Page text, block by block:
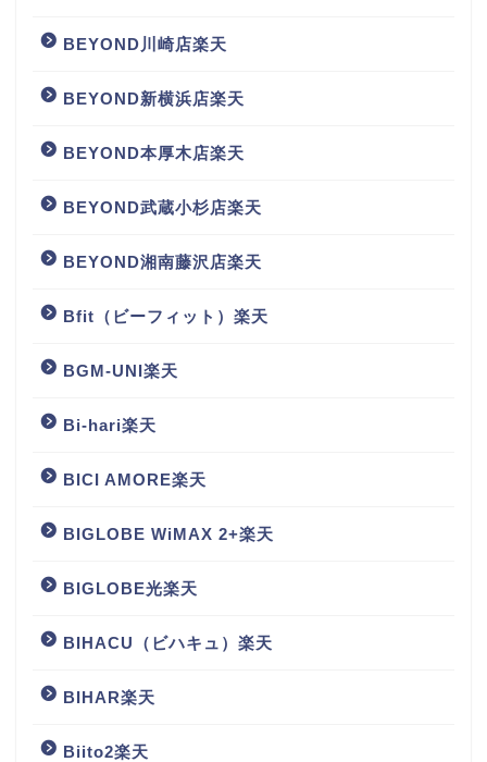
BEYOND川崎店楽天
BEYOND新横浜店楽天
BEYOND本厚木店楽天
BEYOND武蔵小杉店楽天
BEYOND湘南藤沢店楽天
Bfit（ビーフィット）楽天
BGM‐UNI楽天
Bi-hari楽天
BICI AMORE楽天
BIGLOBE WiMAX 2+楽天
BIGLOBE光楽天
BIHACU（ビハキュ）楽天
BIHAR楽天
Biito2楽天